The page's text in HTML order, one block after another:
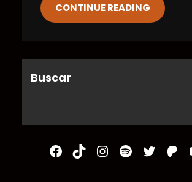
CONTINUE READING
Buscar
Facebook TikTok Instagram Spotify Twitter Patreon